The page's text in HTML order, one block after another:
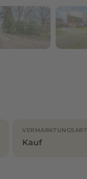
VERMARKTUNGSART
Kauf